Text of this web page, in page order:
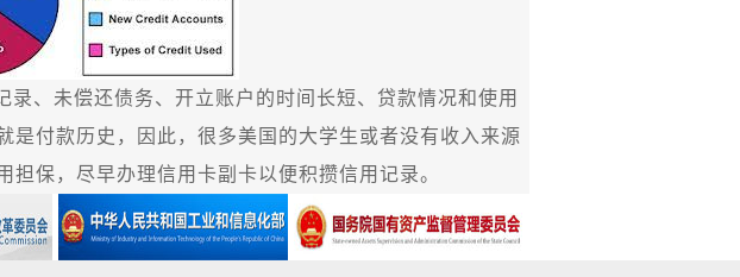
、未偿还债务、开立账户的时间长短、贷款情况和使用
是付款历史，因此，很多美国的大学生或者没有收入来源
保，尽早办理信用卡副卡以便积攒信用记录。